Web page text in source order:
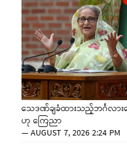
သေဒဏ်ချခံထားသည့်ဘင်္ဂလား
ဟု ကြေညာ
—AUGUST 7, 2026 2:24 PM